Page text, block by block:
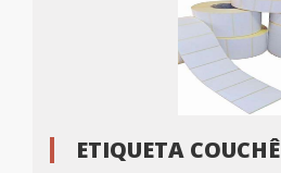
ETIQUETA COUCHÊ